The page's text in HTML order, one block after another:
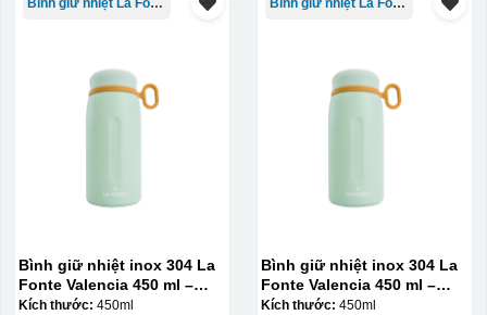
Bình giữ nhiệt La Fonte
Bình giữ nhiệt inox 304 La
Fonte Valencia 450 ml –
012355
Kích thước: 450ml
Bình giữ nhiệt La Fonte
Bình giữ nhiệt inox 304 La
Fonte Valencia 450 ml –
012355
Kích thước: 450ml